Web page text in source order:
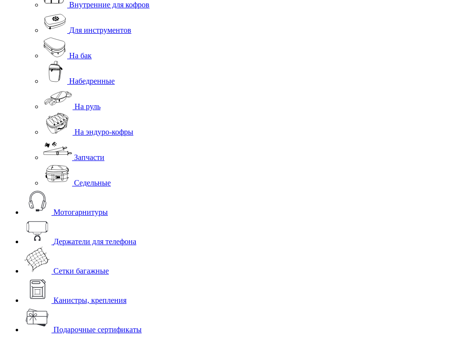
Внутренние для кофров
Для инструментов
На бак
Набедренные
На руль
На эндуро-кофры
Запчасти
Седельные
Мотогарнитуры
Держатели для телефона
Сетки багажные
Канистры, крепления
Подарочные сертификаты